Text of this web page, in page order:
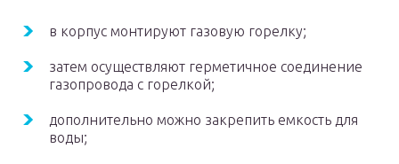
в корпус монтируют газовую горелку;
затем осуществляют герметичное соединение
газопровода с горелкой;
дополнительно можно закрепить емкость для
воды;